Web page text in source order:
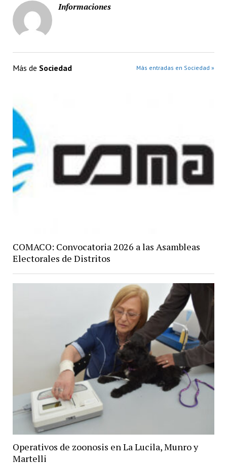
Informaciones
Más de Sociedad Más entradas en Sociedad »
COMACO: Convocatoria 2026 a las Asambleas
Electorales de Distritos
Operativos de zoonosis en La Lucila, Munro y
Martelli